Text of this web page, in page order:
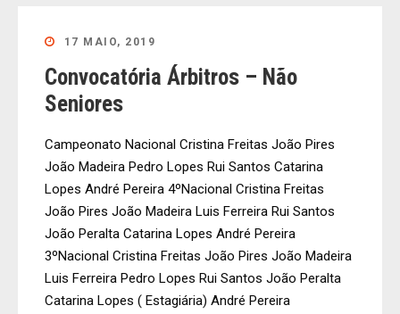
17 MAIO, 2019
Convocatória Árbitros – Não
Seniores
Campeonato Nacional Cristina Freitas João Pires
João Madeira Pedro Lopes Rui Santos Catarina
Lopes André Pereira 4ºNacional Cristina Freitas
João Pires João Madeira Luis Ferreira Rui Santos
João Peralta Catarina Lopes André Pereira
3ºNacional Cristina Freitas João Pires João Madeira
Luis Ferreira Pedro Lopes Rui Santos João Peralta
Catarina Lopes ( Estagiária) André Pereira